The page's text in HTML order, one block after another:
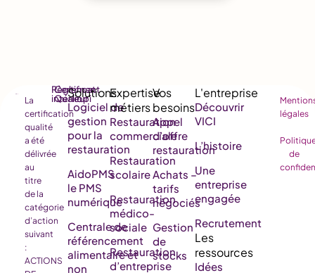
La
certification
qualité
a été
délivrée
au
titre
de la
catégorie
d’action
suivant
:
ACTIONS
Règlement
intérieur
Certificat
Qualiopi
Logiciel de
gestion
pour la
restauration
AidoPMS
le PMS
numérique
Centrale de
référencement
alimentaire et
non
Restauration
commerciale
Restauration
scolaire
Restauration
médico-
sociale
Restauration
d’entreprise
Appel
d’offre
restauration
Achats –
tarifs
négociés
Gestion
de
stocks
Découvrir
VICI
L’histoire
Une
entreprise
engagée
Recrutement
Idées
légales
de